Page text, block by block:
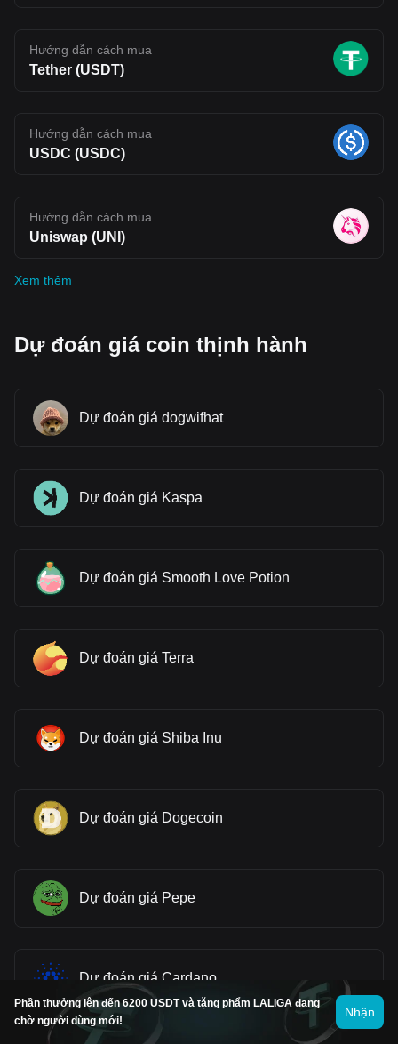
Hướng dẫn cách mua
Tether (USDT)
Hướng dẫn cách mua
USDC (USDC)
Hướng dẫn cách mua
Uniswap (UNI)
Xem thêm
Dự đoán giá coin thịnh hành
Dự đoán giá dogwifhat
Dự đoán giá Kaspa
Dự đoán giá Smooth Love Potion
Dự đoán giá Terra
Dự đoán giá Shiba Inu
Dự đoán giá Dogecoin
Dự đoán giá Pepe
Dự đoán giá Cardano
Phần thưởng lên đến 6200 USDT và tặng phẩm LALIGA đang
chờ người dùng mới!
Nhận